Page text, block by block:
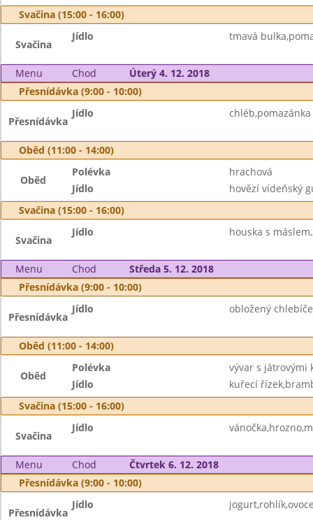
Svačina (15:00 - 16:00)
Svačina
Jídlo tmavá
Menu Chod
Úterý 4. 12. 2018
Přesnídávka (9:00 - 10:00)
Přesnídávka
Jídlo
Oběd (11:00 - 14:00)
Oběd
Polévka
hrachová
Jídlo
hovězí vídeňský
Svačina (15:00 - 16:00)
Svačina
Jídlo houska s
Menu Chod
Středa 5. 12. 2018
Přesnídávka (9:00 - 10:00)
Přesnídávka
Jídlo obložený
Oběd (11:00 - 14:00)
Oběd
Polévka
vývar s játrovými
Jídlo
kuřecí
Svačina (15:00 - 16:00)
Svačina
Jídlo
Menu Chod
Čtvrtek 6. 12. 2018
Přesnídávka (9:00 - 10:00)
Přesnídávka
Jídlo